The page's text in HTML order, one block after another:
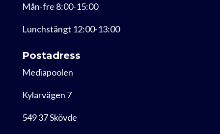
Mån-fre 8:00-15:00
Lunchstängt 12:00-13:00
Postadress
Mediapoolen
Kylarvägen 7
549 37 Skövde